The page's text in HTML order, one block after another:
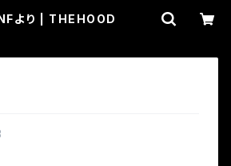
より | THEHOOD